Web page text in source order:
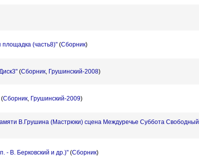
(часть8)" (Сборник)
(Сборник, Грушинский-2008)
(Сборник, Грушинский-2009)
В.Грушина (Мастрюки) сцена Междуречье Суббота Свободный
- В. Берковский и др.)" (Сборник)